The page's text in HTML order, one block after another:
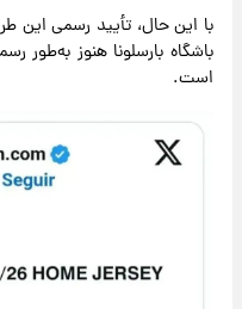
با این حال، تأیید رسمی این
باشگاه بارسلونا هنوز به‌طور
است.